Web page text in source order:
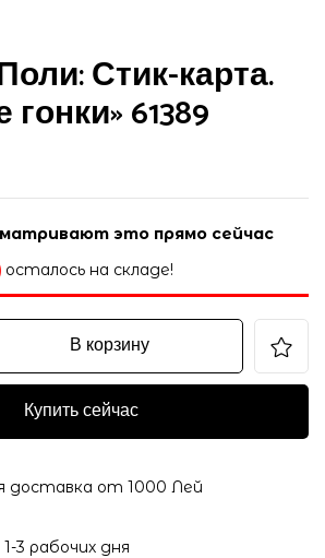
Стик-карта.
61389
это прямо сейчас
осталось на складе!
В корзину
Купить сейчас
доставка от 1000 Лей
3 рабочих дня